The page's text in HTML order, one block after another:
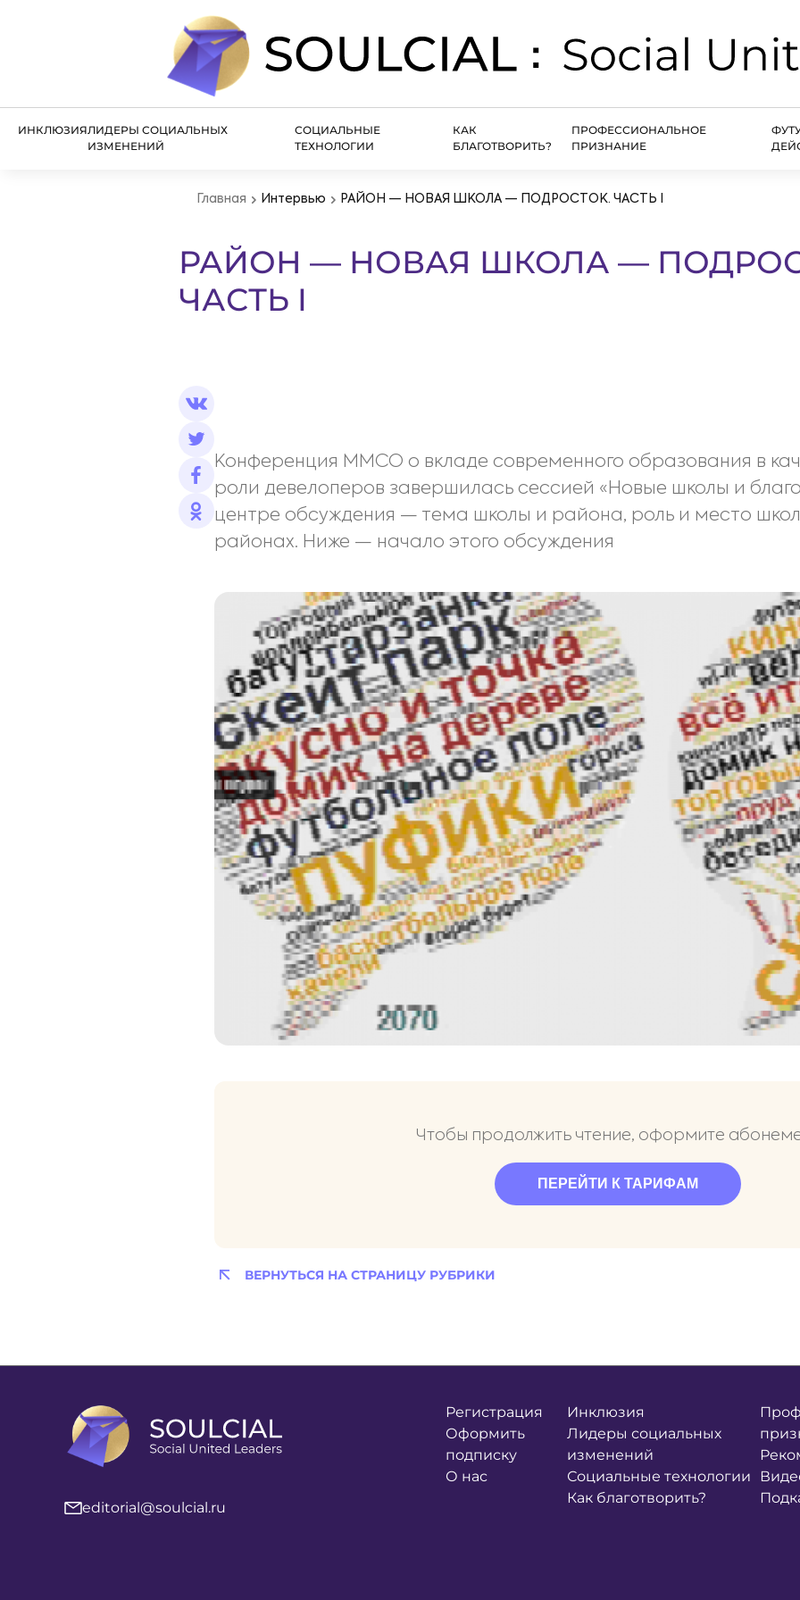
ИНКЛЮЗИЯЛИДЕРЫ СОЦИАЛЬНЫХ
ИЗМЕНЕНИЙ
СОЦИАЛЬНЫЕ
ТЕХНОЛОГИИ
КАК
БЛАГОТВОРИТЬ?
ПРОФЕССИОНАЛЬНОЕ
ПРИЗНАНИЕ
Главная Интервью РАЙОН — НОВАЯ ШКОЛА — ПОДРОСТОК. ЧАСТЬ I
РАЙОН — НОВАЯ ШКОЛА —
ЧАСТЬ I
Конференция ММСО о вкладе современного образования в
роли девелоперов завершилась сессией «Новые школы и
центре обсуждения — тема школы и района, роль и место
районах. Ниже — начало этого обсуждения
Чтобы продолжить чтение, оформите
ПЕРЕЙТИ К ТАРИФАМ
ВЕРНУТЬСЯ НА СТРАНИЦУ РУБРИКИ
editorial@soulcial.ru
Регистрация
Оформить
подписку
О нас
Инклюзия
Лидеры социальных
изменений
Социальные технологии
Как благотворить?